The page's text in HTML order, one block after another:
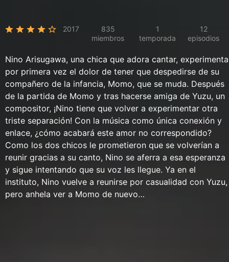
2017
835
miembros
1
temporada
12
episodios
Nino Arisugawa, una chica que adora cantar, experimenta
por primera vez el dolor de tener que despedirse de su
compañero de la infancia, Momo, que se muda. Después
de la partida de Momo y tras hacerse amiga de Yuzu, un
compositor, ¡Nino tiene que volver a experimentar otra
triste separación! Con la música como única conexión y
enlace, ¿cómo acabará este amor no correspondido?
Como los dos chicos le prometieron que se volverían a
reunir gracias a su canto, Nino se aferra a esa esperanza
y sigue intentando que su voz les llegue. Ya en el
instituto, Nino vuelve a reunirse por casualidad con Yuzu,
pero anhela ver a Momo de nuevo…